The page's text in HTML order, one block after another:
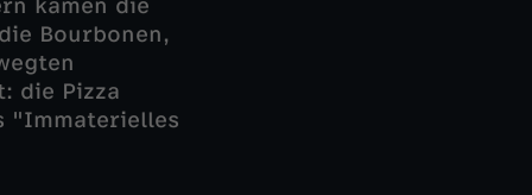
kamen die
Bourbonen,
die Pizza
"Immaterielles